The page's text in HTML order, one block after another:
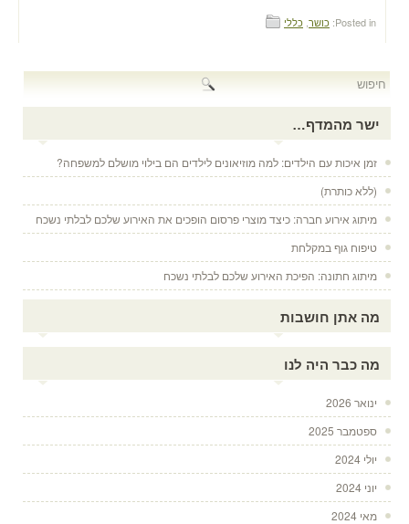
Posted in: כושר כללי
ישר מהמדף…
זמן איכות עם הילדים: למה מוזיאונים לילדים הם בילוי מושלם למשפחה?
(ללא כותרת)
מיתוג אירוע חברה: כיצד מוצרי פרסום הופכים את האירוע שלכם לבלתי נשכח
טיפוח גוף במקלחת
מיתוג חתונה: הפיכת האירוע שלכם לבלתי נשכח
מה אתן חושבות
מה כבר היה לנו
ינואר 2026
ספטמבר 2025
יולי 2024
יוני 2024
מאי 2024